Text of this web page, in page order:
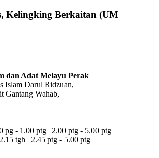
Kelingking Berkaitan (UM
dan Adat Melayu Perak
Islam Darul Ridzuan,
Gantang Wahab,
pg - 1.00 ptg | 2.00 ptg - 5.00 ptg
tgh | 2.45 ptg - 5.00 ptg